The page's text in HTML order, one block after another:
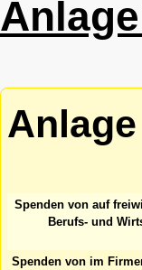
Spenden von auf
Berufs- und
Spenden von im